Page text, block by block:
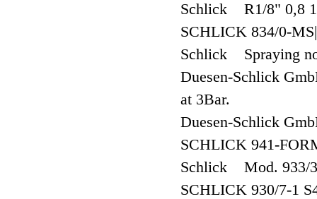
Schlick R1/8" 0,8
SCHLICK 834/0-
Schlick Spraying
Duesen-Schlick
at 3Bar.
Duesen-Schlick
SCHLICK 941-
Schlick Mod. 933/3
SCHLICK 930/7-1